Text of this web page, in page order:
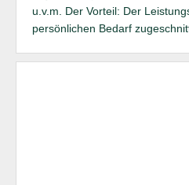
u.v.m. Der Vorteil: Der
persönlichen Bedarf